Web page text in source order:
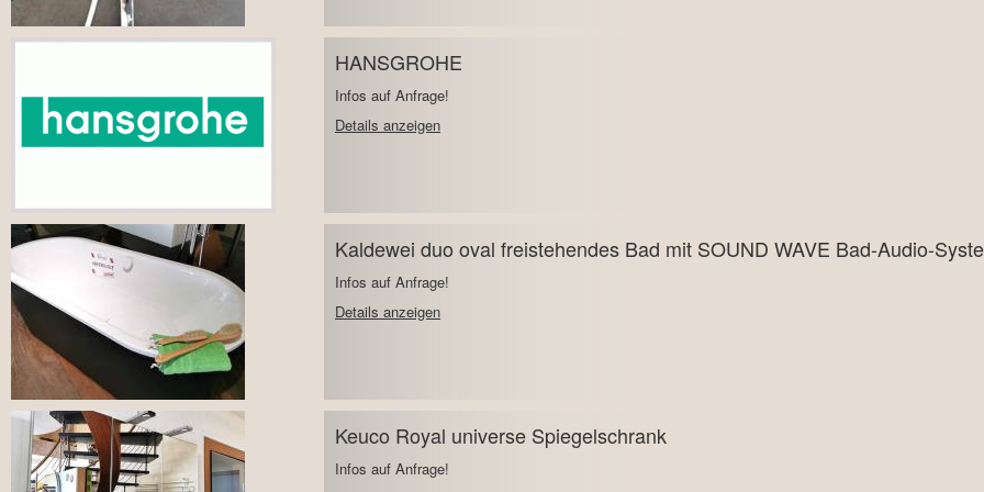
HANSGROHE
Infos auf Anfrage!
Details anzeigen
Kaldewei duo oval freistehendes Bad mit SOUND WAVE Bad-Audio-
Infos auf Anfrage!
Details anzeigen
Keuco Royal universe Spiegelschrank
Infos auf Anfrage!